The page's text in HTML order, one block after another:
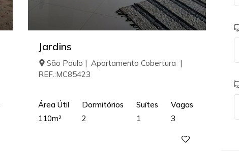
Jardins
São Paulo | Apartamento Cobertura |
REF.:MC85423
Área Útil
110m²
Dormitórios
2
Suítes
1
Vagas
3